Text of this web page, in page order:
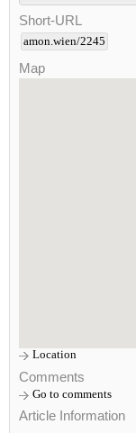
Short-URL
amon.wien/2245
Map
Location
Comments
Go to comments
Article Information